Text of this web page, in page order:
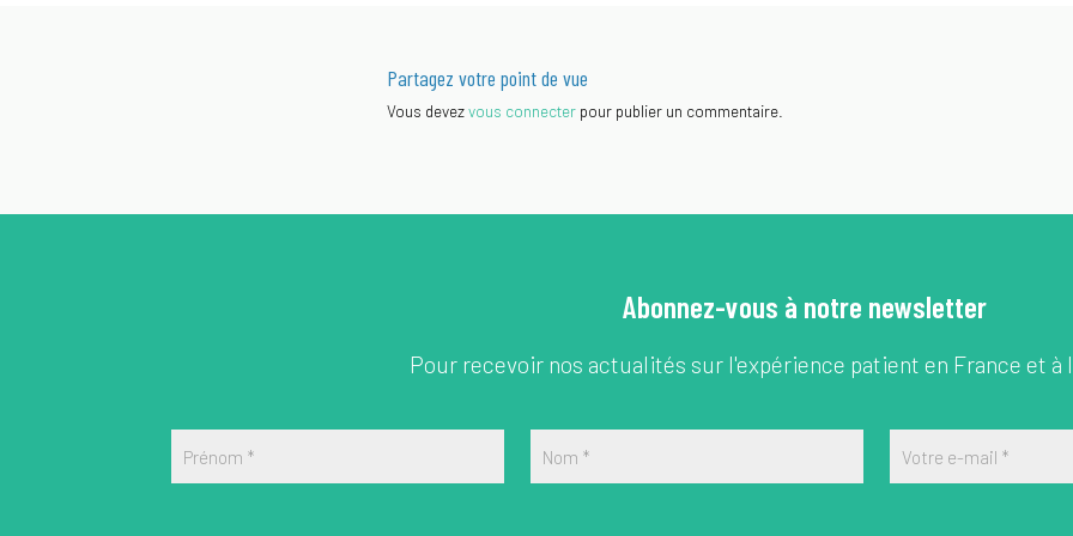
Partagez votre point de vue
Vous devezvous connecter pour publier un commentaire.
Abonnez-vous à notre newsletter
Pour recevoir nos actualités sur l'expérience patient en France et à
Prénom * Nom * Votre e-mail *